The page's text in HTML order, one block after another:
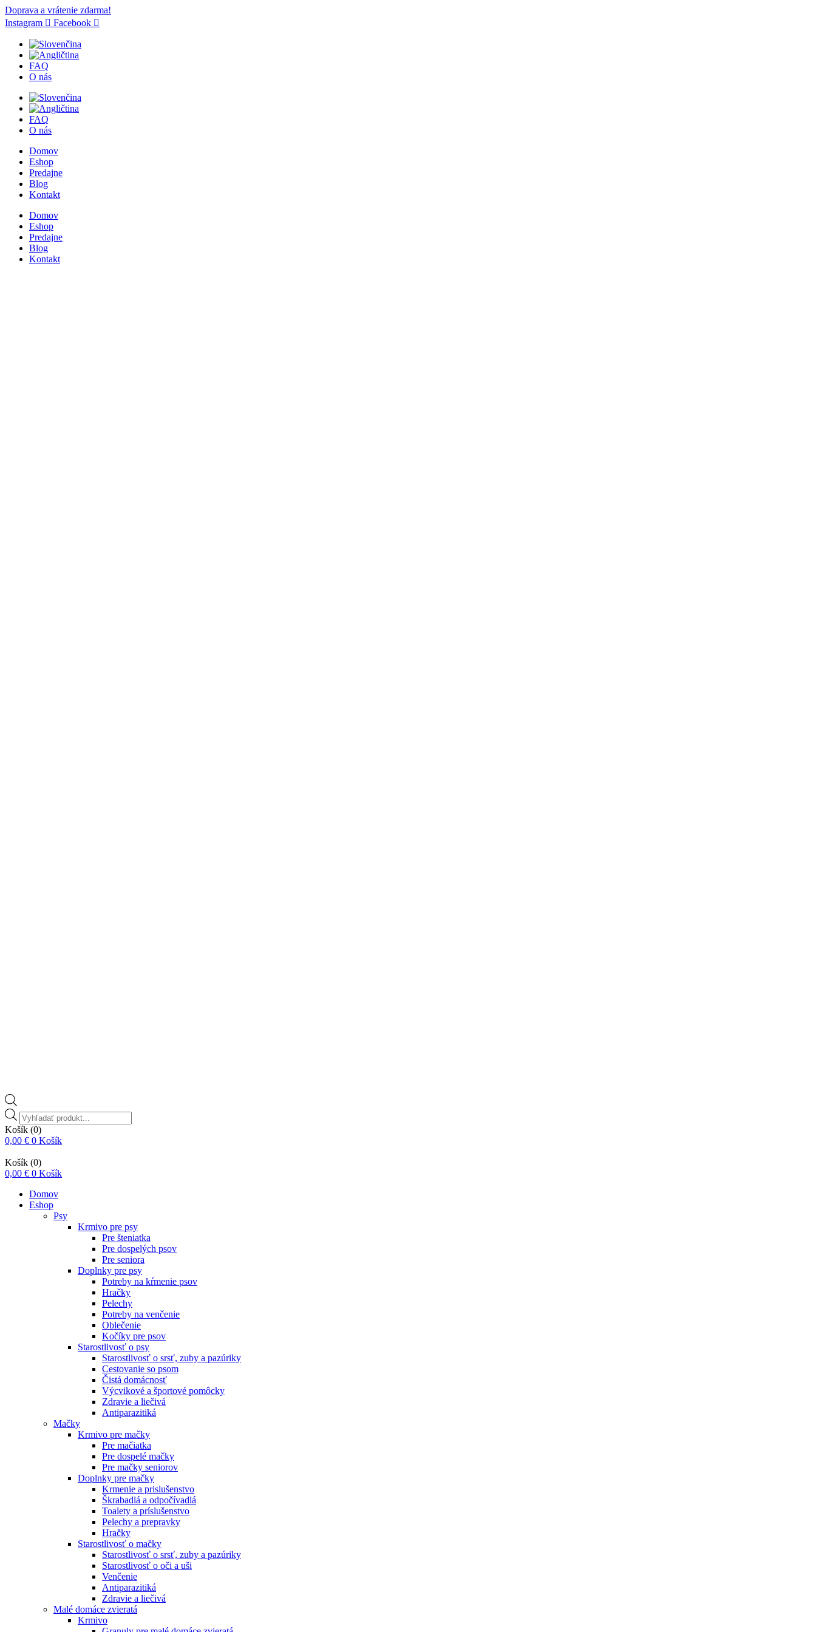
Doprava a vrátenie zdarma!
Instagram
Facebook
FAQ
O nás
FAQ
O nás
Domov
Eshop
Predajne
Blog
Kontakt
Domov
Eshop
Predajne
Blog
Kontakt
Vyhľadávanie
produktov
Košík (0)
0,00 € 0 Košík
Košík (0)
0,00 € 0 Košík
Domov
Eshop
Psy
Krmivo pre psy
Pre šteniatka
Pre dospelých psov
Pre seniora
Doplnky pre psy
Potreby na kŕmenie psov
Hračky
Pelechy
Potreby na venčenie
Oblečenie
Kočíky pre psov
Starostlivosť o psy
Starostlivosť o srsť, zuby a pazúriky
Cestovanie so psom
Čistá domácnosť
Výcvikové a športové pomôcky
Zdravie a liečivá
Antiparazitiká
Mačky
Krmivo pre mačky
Pre mačiatka
Pre dospelé mačky
Pre mačky seniorov
Doplnky pre mačky
Krmenie a prislušenstvo
Škrabadlá a odpočívadlá
Toalety а príslušenstvo
Pelechy a prepravky
Hračky
Starostlivosť o mačky
Starostlivosť o srsť, zuby a pazúriky
Starostlivosť o oči a uši
Venčenie
Antiparazitiká
Zdravie a liečivá
Malé domáce zvieratá
Krmivo